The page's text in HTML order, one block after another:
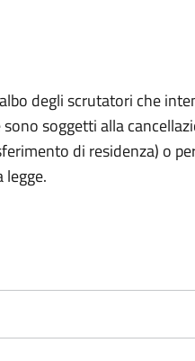
degli scrutatori che
soggetti alla
di residenza) o